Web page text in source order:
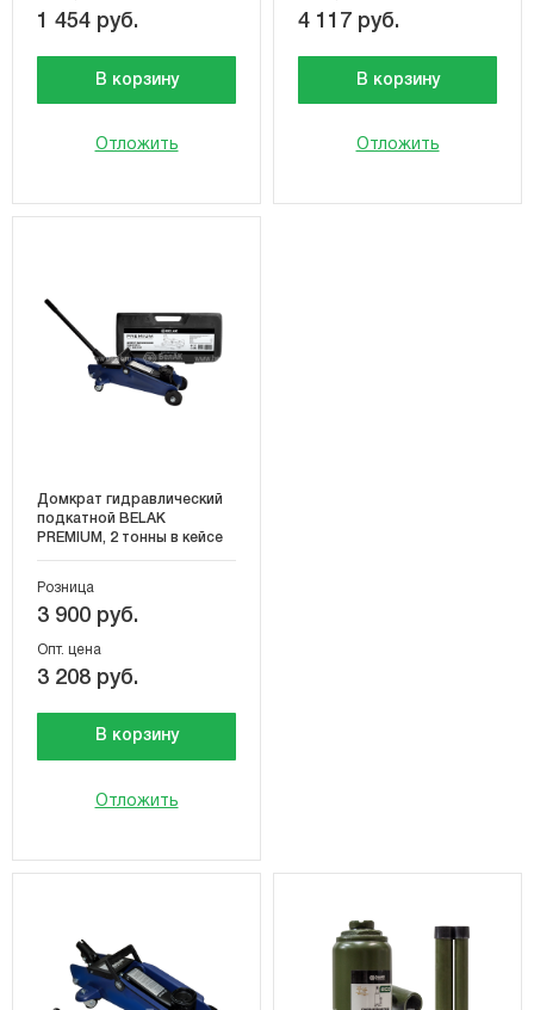
1 454 руб.
В корзину
Отложить
4 117 руб.
В корзину
Отложить
Домкрат гидравлический
подкатной BELAK
PREMIUM, 2 тонны в кейсе
Розница
3 900 руб.
Опт. цена
3 208 руб.
В корзину
Отложить